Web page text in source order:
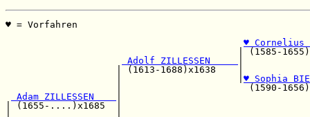
♥ = Vorfahren
♥ Cornelius
|
Adolf ZILLESSEN
| (1613-1688)x1638    |
♥ Sophia
|
Adam ZILLESSEN
| (1655-....)x1685  |